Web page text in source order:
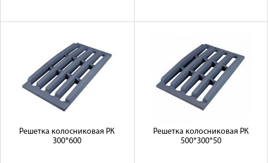
Решетка колосниковая РК
300*600
Решетка колосниковая РК
500*300*50